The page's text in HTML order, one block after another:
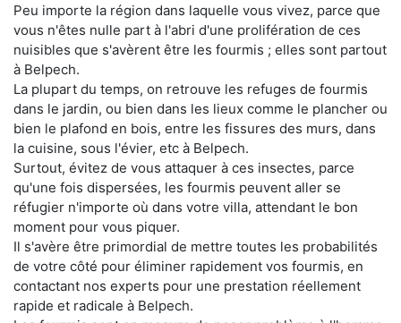
Peu importe la région dans laquelle vous vivez, parce que
vous n'êtes nulle part à l'abri d'une prolifération de ces
nuisibles que s'avèrent être les fourmis ; elles sont partout
à Belpech.
La plupart du temps, on retrouve les refuges de fourmis
dans le jardin, ou bien dans les lieux comme le plancher ou
bien le plafond en bois, entre les fissures des murs, dans
la cuisine, sous l'évier, etc à Belpech.
Surtout, évitez de vous attaquer à ces insectes, parce
qu'une fois dispersées, les fourmis peuvent aller se
réfugier n'importe où dans votre villa, attendant le bon
moment pour vous piquer.
Il s'avère être primordial de mettre toutes les probabilités
de votre côté pour éliminer rapidement vos fourmis, en
contactant nos experts pour une prestation réellement
rapide et radicale à Belpech.